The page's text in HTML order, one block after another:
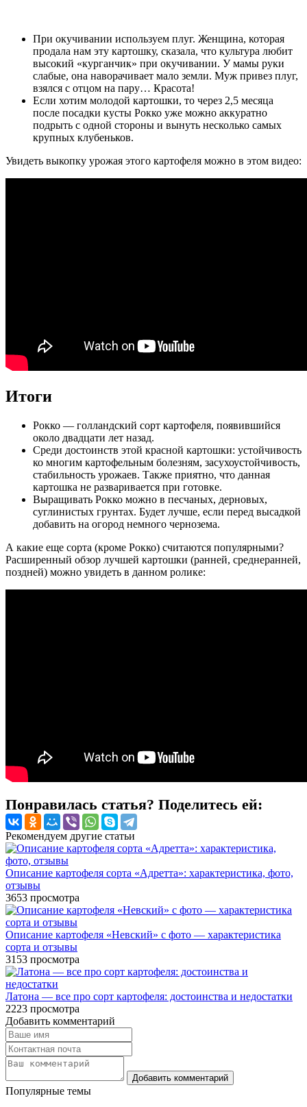
При окучивании используем плуг. Женщина, которая
продала нам эту картошку, сказала, что культура любит
высокий «курганчик» при окучивании. У мамы руки
слабые, она наворачивает мало земли. Муж привез плуг,
взялся с отцом на пару… Красота!
Если хотим молодой картошки, то через 2,5 месяца
после посадки кусты Рокко уже можно аккуратно
подрыть с одной стороны и вынуть несколько самых
крупных клубеньков.
Увидеть выкопку урожая этого картофеля можно в этом видео:
Итоги
Рокко — голландский сорт картофеля, появившийся
около двадцати лет назад.
Среди достоинств этой красной картошки: устойчивость
ко многим картофельным болезням, засухоустойчивость,
стабильность урожаев. Также приятно, что данная
картошка не разваривается при готовке.
Выращивать Рокко можно в песчаных, дерновых,
суглинистых грунтах. Будет лучше, если перед высадкой
добавить на огород немного чернозема.
А какие еще сорта (кроме Рокко) считаются популярными?
Расширенный обзор лучшей картошки (ранней, среднеранней,
поздней) можно увидеть в данном ролике:
Понравилась статья? Поделитесь ей:
Рекомендуем другие статьи
Описание картофеля сорта «Адретта»: характеристика, фото,
отзывы
3653 просмотра
Описание картофеля «Невский» с фото — характеристика
сорта и отзывы
3153 просмотра
Латона — все про сорт картофеля: достоинства и недостатки
2223 просмотра
Добавить комментарий
Популярные темы